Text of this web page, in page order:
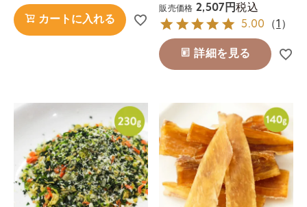
カートに入れる
販売価格 2,507 税込
5.00 （1 ）
詳細を見る